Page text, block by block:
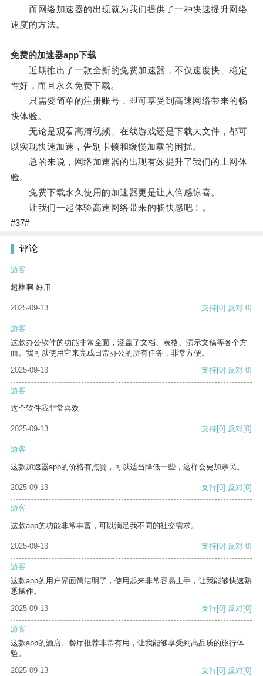
而网络加速器的出现就为我们提供了一种快速提升网络
速度的方法。
免费的加速器app下载
近期推出了一款全新的免费加速器，不仅速度快、稳定
性好，而且永久免费下载。
只需要简单的注册账号，即可享受到高速网络带来的畅
快体验。
无论是观看高清视频、在线游戏还是下载大文件，都可
以实现快速加速，告别卡顿和缓慢加载的困扰。
总的来说，网络加速器的出现有效提升了我们的上网体
验。
免费下载永久使用的加速器更是让人倍感惊喜。
让我们一起体验高速网络带来的畅快感吧！。
#37#
评论
游客
超棒啊 好用
2025-09-13 支持[0] 反对[0]
游客
这款办公软件的功能非常全面，涵盖了文档、表格、演示文稿等各个方
面。我可以使用它来完成日常办公的所有任务，非常方便。
2025-09-13
支持[0] 反对[0]
游客
这个软件我非常喜欢
2025-09-13 支持[0] 反对[0]
游客
这款加速器app的价格有点贵，可以适当降低一些，这样会更加亲民。
2025-09-13 支持[0] 反对[0]
游客
这款app的功能非常丰富，可以满足我不同的社交需求。
2025-09-13 支持[0] 反对[0]
游客
这款app的用户界面简洁明了，使用起来非常容易上手，让我能够快速熟
悉操作。
2025-09-13
支持[0] 反对[0]
游客
这款app的酒店、餐厅推荐非常有用，让我能够享受到高品质的旅行体
验。
2025-09-13
支持[0] 反对[0]